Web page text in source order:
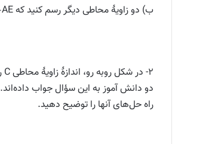
ب) دو زاویهٔ محاطی دیگر رسم کنید که AE⌢ کمان مقابل به آنها نیز باشد.
۲- در شکل روبه رو، اندازهٔ زاویهٔ محاطی C را تعیین کنید.
دو دانش آموز به این سؤال جواب داده‌اند.
راه حل‌های آنها را توضیح دهید.